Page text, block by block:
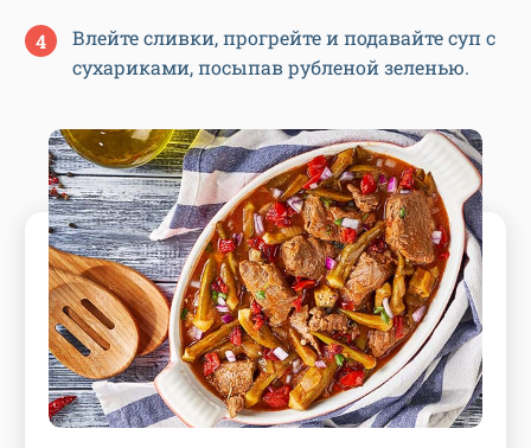
Влейте сливки, прогрейте и подавайте суп с
сухариками, посыпав рубленой зеленью.